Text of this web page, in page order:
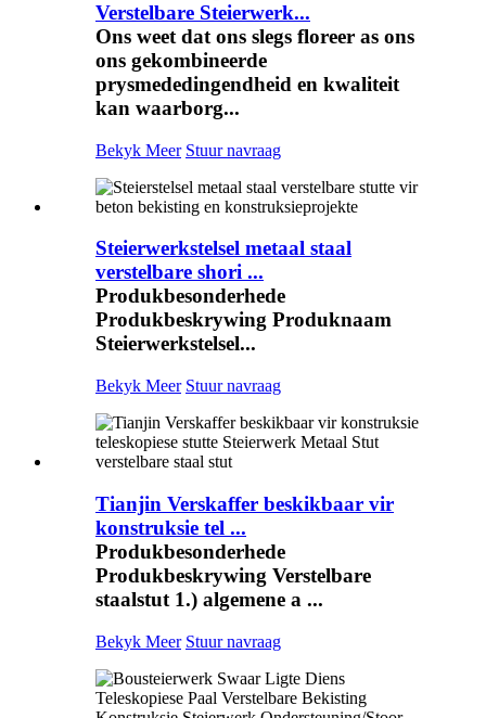
Verstelbare Steierwerk...
Ons weet dat ons slegs floreer as ons
ons gekombineerde
prysmededingendheid en kwaliteit
kan waarborg...
Bekyk Meer Stuur navraag
Steierwerkstelsel metaal staal
verstelbare shori ...
Produkbesonderhede
Produkbeskrywing Produknaam
Steierwerkstelsel...
Bekyk Meer Stuur navraag
Tianjin Verskaffer beskikbaar vir
konstruksie tel ...
Produkbesonderhede
Produkbeskrywing Verstelbare
staalstut 1.) algemene a ...
Bekyk Meer Stuur navraag